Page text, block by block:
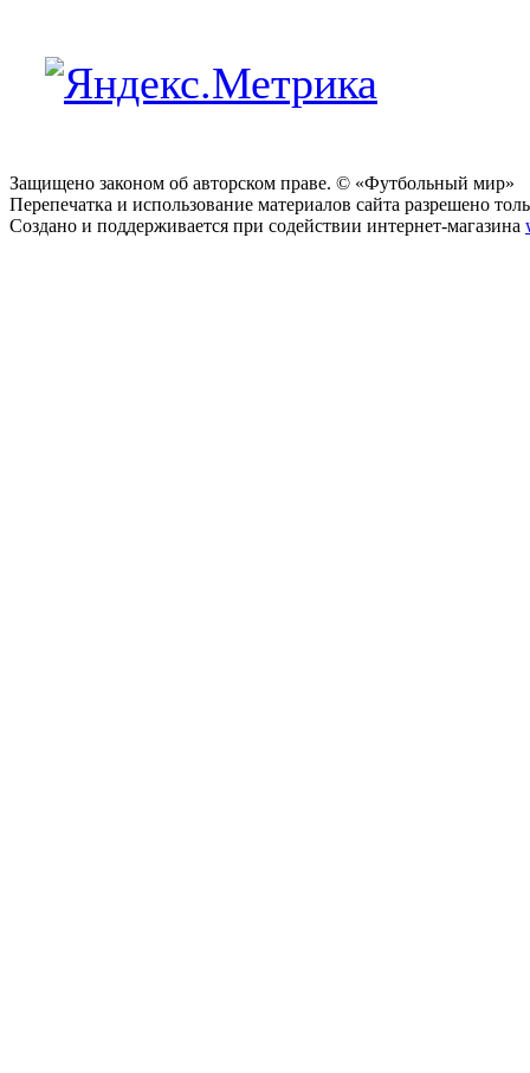
Защищено законом об авторском праве. © «Футбольный мир»
Перепечатка и использование материалов сайта разрешено
Создано и поддерживается при содействии интернет-магазина